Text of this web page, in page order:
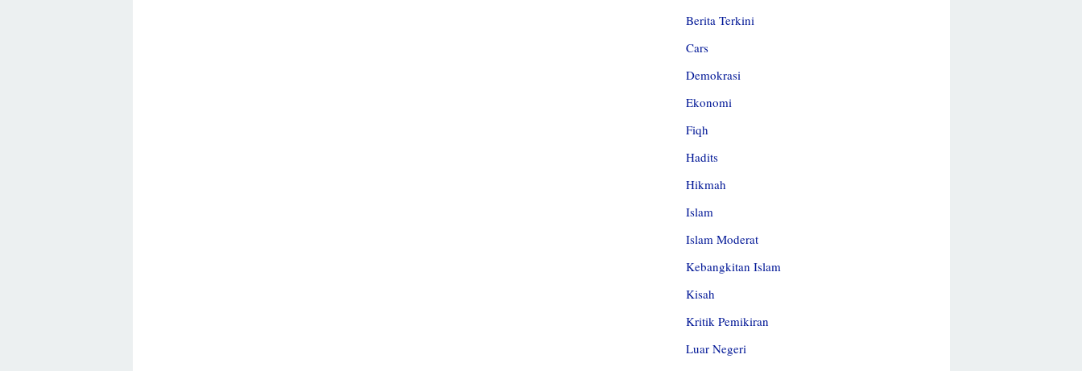
Berita Terkini
Cars
Demokrasi
Ekonomi
Fiqh
Hadits
Hikmah
Islam
Islam Moderat
Kebangkitan Islam
Kisah
Kritik Pemikiran
Luar Negeri